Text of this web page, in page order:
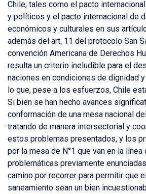
Chile, tales como el pacto
y políticos y el pacto internacional de
económicos y culturales en sus
además del art. 11 del protocolo San
convención Americana de Derechos
resulta un criterio ineludible para el
naciones en condiciones de dignidad
lo que, pese a los esfuerzos, Chile
Si bien se han hecho avances
conformación de una mesa nacional
tratando de manera intersectorial y
estos problemas presentados, y los
por la mesa de N°1 que van en la
problemáticas previamente
camino por recorrer para permitir que
saneamiento sean un bien